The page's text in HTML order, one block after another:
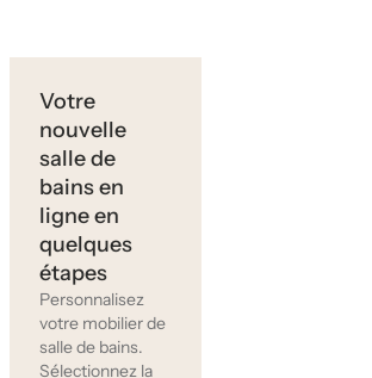
Votre
nouvelle
salle de
bains en
ligne en
quelques
étapes
Personnalisez
votre mobilier de
salle de bains.
Sélectionnez la